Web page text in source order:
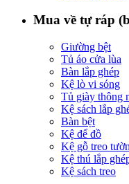
Mua về tự ráp
Giường bệt
Tủ áo cửa lùa
Bàn lắp ghép
Kệ lò vi sóng
Tủ giày thông
Kệ sách lắp
Bàn bệt
Kệ để đồ
Kệ gỗ treo
Kệ thú lắp
Kệ sách treo